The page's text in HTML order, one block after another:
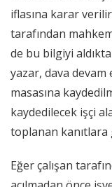
iflasına karar
tarafından
de bu bilgiyi
yazar, dava devam
masasına
kaydedilecek işçi
toplanan
Eğer çalışan